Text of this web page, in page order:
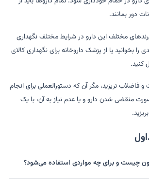
دور بمانند.
مختلف این دارو در شرایط مختلف نگهداری
بخوانید یا از پزشک داروخانه برای نگهداری کالای
کنید.
و فاضلاب نریزید، مگر آن که دستورالعملی برای انجام
منقضی شدن دارو و یا عدم نیاز به آن، با یک
چیست و برای چه مواردی استفاده می‌شود؟